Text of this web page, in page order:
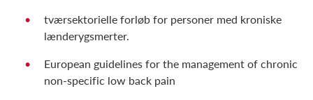
tværsektorielle forløb for personer med kroniske
lænderygsmerter.
European guidelines for the management of chronic
non-specific low back pain